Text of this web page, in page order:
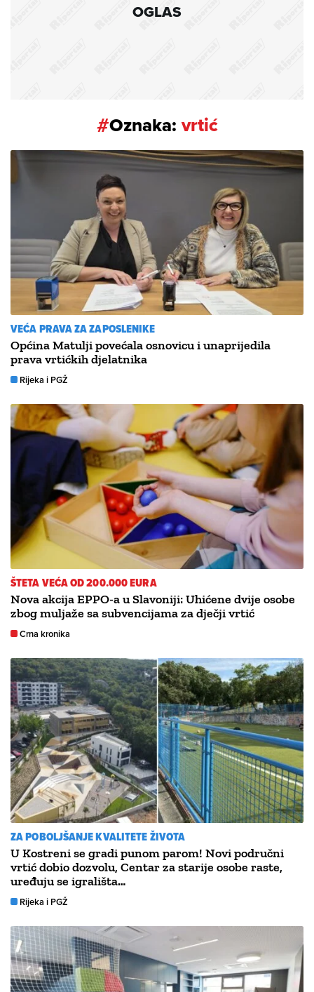
OGLAS
#Oznaka: vrtić
VEĆA PRAVA ZA ZAPOSLENIKE
Općina Matulji povećala osnovicu i unaprijedila
prava vrtićkih djelatnika
Rijeka i PGŽ
ŠTETA VEĆA OD 200.000 EURA
Nova akcija EPPO-a u Slavoniji: Uhićene dvije osobe
zbog muljaže sa subvencijama za dječji vrtić
Crna kronika
ZA POBOLJŠANJE KVALITETE ŽIVOTA
U Kostreni se gradi punom parom! Novi područni
vrtić dobio dozvolu, Centar za starije osobe raste,
uređuju se igrališta…
Rijeka i PGŽ